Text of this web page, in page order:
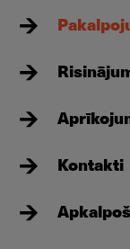
Kontakti